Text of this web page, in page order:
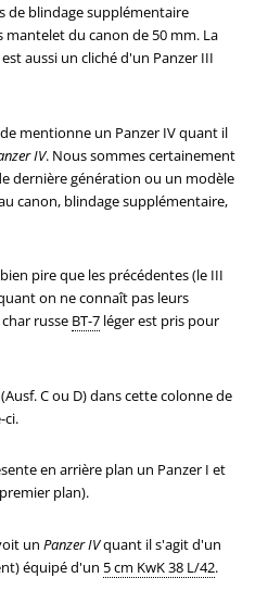
de blindage supplémentaire
mantelet du canon de 50 mm. La
aussi un cliché d'un Panzer III
mentionne un Panzer IV quant il
IV. Nous sommes certainement
dernière génération ou un modèle
canon, blindage supplémentaire,
pire que les précédentes (le III
on ne connaît pas leurs
russe BT-7léger est pris pour
C ou D) dans cette colonne de
ci.
en arrière plan un Panzer I et
plan).
un Panzer IVquant il s'agit d'un
équipé d'un 5 cm KwK 38 L/42.